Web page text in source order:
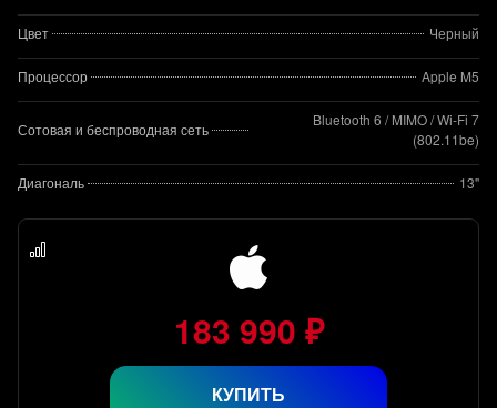
Цвет Черный
Процессор Apple M5
Сотовая и беспроводная сеть
Bluetooth 6 / MIMO / Wi‑Fi 7
(802.11be)
Диагональ 13"
183 990 ₽
КУПИТЬ